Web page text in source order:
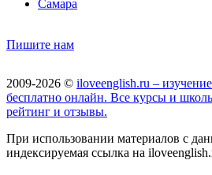
Самара
Пишите нам
2009-2026 © iloveenglish.ru –
бесплатно онлайн. Все курсы и
рейтинг и отзывы.
При использовании материалов с
индексируемая ссылка на